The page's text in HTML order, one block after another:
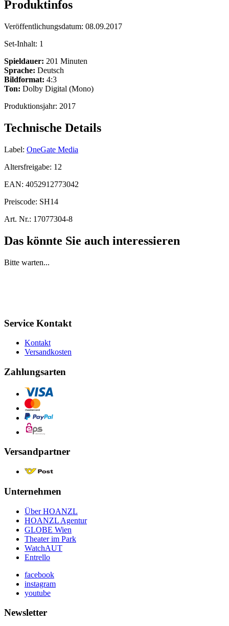
Produktinfos
Veröffentlichungsdatum: 08.09.2017
Set-Inhalt: 1
Spieldauer: 201 Minuten
Sprache: Deutsch
Bildformat: 4:3
Ton: Dolby Digital (Mono)
Produktionsjahr: 2017
Technische Details
Label: OneGate Media
Altersfreigabe: 12
EAN: 4052912773042
Preiscode: SH14
Art. Nr.: 17077304-8
Das könnte Sie auch interessieren
Bitte warten...
Service Kontakt
Kontakt
Versandkosten
Zahlungsarten
Versandpartner
Unternehmen
Über HOANZL
HOANZL Agentur
GLOBE Wien
Theater im Park
WatchAUT
Entrello
facebook
instagram
youtube
Newsletter